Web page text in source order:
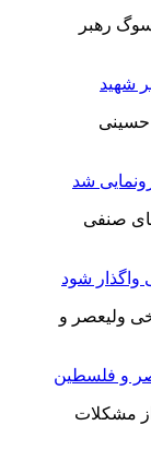
شد
شود
و فلسطین